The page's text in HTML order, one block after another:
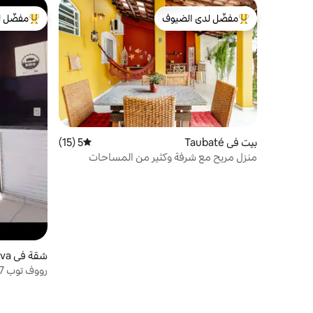
من أبرز البيوت المفضّلة لدى الضيوف
مفضّل لدى الضيوف
بيت في Taubaté متوسط التقييم 5 من 5، 15 مراجعات
5 (15)
منزل مريح مع شرفة وكثير من المساحات
من أبرز
مفضّل
شقة في Caçapava
رووف توب 117